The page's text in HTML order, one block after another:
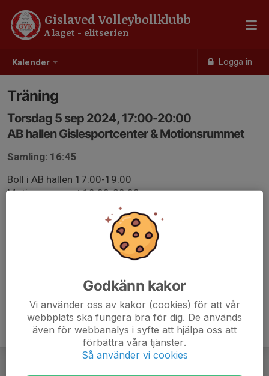
Kalender Logga in
Gislaved Volleybollklubb
A laget - elitserien
Träning
Torsdag 5 sep 2024, 17:00-20:00
AB hallen Gislesportcenter & Motionsrummet
Samling: 16:45
Boll i AB hallen 17:00-19:00
Motionsrummet 19:00-20:00
Godkänn kakor
Vi använder oss av kakor (cookies) för att vår
webbplats ska fungera bra för dig. De används
även för webbanalys i syfte att hjälpa oss att
förbättra våra tjänster.
Så använder vi cookies